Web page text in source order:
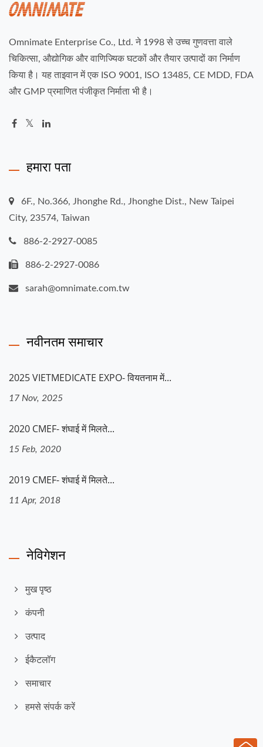
Omnimate Enterprise Co., Ltd. ने 1998 से उच्च गुणवत्ता वाले
चिकित्सा, औद्योगिक और वाणिज्यिक घटकों और तैयार उत्पादों का निर्माण
किया है। यह ताइवान में एक ISO 9001, ISO 13485, CE MDD, FDA
और GMP प्रमाणित पंजीकृत निर्माता भी है।
हमारा पता
6F., No.366, Jhonghe Rd., Jhonghe Dist., New Taipei
City, 23574, Taiwan
886-2-2927-0085
886-2-2927-0086
sarah@omnimate.com.tw
नवीनतम समाचार
2025 VIETMEDICATE EXPO- वियतनाम में...
17 Nov, 2025
2020 CMEF- शंघाई में मिलते...
15 Feb, 2020
2019 CMEF- शंघाई में मिलते...
11 Apr, 2018
नेविगेशन
मुख पृष्ठ
कंपनी
उत्पाद
ईकैटलॉग
समाचार
हमसे संपर्क करें